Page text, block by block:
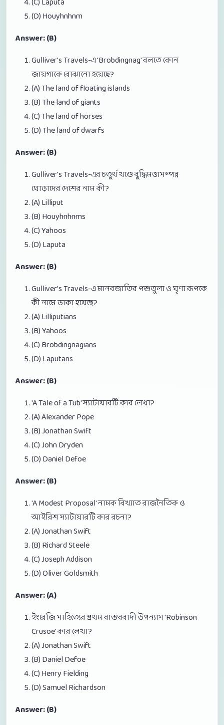
(D) Houyhnhnm
Answer: (B)
Gulliver's Travels-এ 'Brobdingnag' বলতে কোন
জায়গাকে বোঝানো হয়েছে?
(A) The land of floating islands
(B) The land of giants
(C) The land of horses
(D) The land of dwarfs
Answer: (B)
Gulliver's Travels-এর চতুর্থ খণ্ডে বুদ্ধিমত্তাসম্পন্ন
ঘোড়াদের দেশের নাম কী?
(A) Lilliput
(B) Houyhnhnms
(C) Yahoos
(D) Laputa
Answer: (B)
Gulliver's Travels-এ মানবজাতির পশুতুল্য ও ঘৃণ্য রূপকে
কী নামে ডাকা হয়েছে?
(A) Lilliputians
(B) Yahoos
(C) Brobdingnagians
(D) Laputans
Answer: (B)
'A Tale of a Tub' স্যাটায়ারটি কার লেখা?
(A) Alexander Pope
(B) Jonathan Swift
(C) John Dryden
(D) Daniel Defoe
Answer: (B)
'A Modest Proposal' নামক বিখ্যাত রাজনৈতিক ও
আইরিশ স্যাটায়ারটি কার রচনা?
(A) Jonathan Swift
(B) Richard Steele
(C) Joseph Addison
(D) Oliver Goldsmith
Answer: (A)
ইংরেজি সাহিত্যের প্রথম বাস্তববাদী উপন্যাস 'Robinson
Crusoe' কার লেখা?
(A) Jonathan Swift
(B) Daniel Defoe
(C) Henry Fielding
(D) Samuel Richardson
Answer: (B)